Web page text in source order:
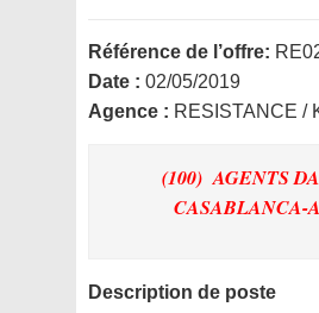
Référence de l’offre:
Date : 02/05/2019
Agence : RESISTANCE /
(100) AGENTS
CASABLANCA-
Description de poste